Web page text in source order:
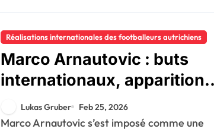
Réalisations internationales des footballeurs autrichiens
Marco Arnautovic : buts
internationaux, apparitions
à l’Euro, impact en Coupe du
Monde
Lukas Gruber Feb 25, 2026
Marco Arnautovic s’est imposé comme une